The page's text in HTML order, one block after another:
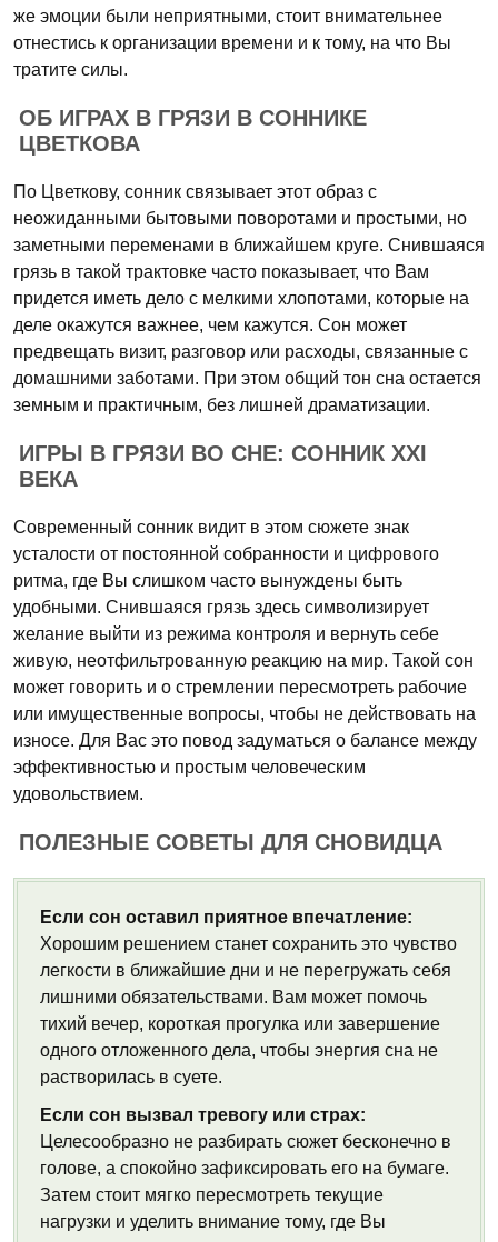
же эмоции были неприятными, стоит внимательнее
отнестись к организации времени и к тому, на что Вы
тратите силы.
ОБ ИГРАХ В ГРЯЗИ В СОННИКЕ
ЦВЕТКОВА
По Цветкову, сонник связывает этот образ с
неожиданными бытовыми поворотами и простыми, но
заметными переменами в ближайшем круге. Снившаяся
грязь в такой трактовке часто показывает, что Вам
придется иметь дело с мелкими хлопотами, которые на
деле окажутся важнее, чем кажутся. Сон может
предвещать визит, разговор или расходы, связанные с
домашними заботами. При этом общий тон сна остается
земным и практичным, без лишней драматизации.
ИГРЫ В ГРЯЗИ ВО СНЕ: СОННИК XXI
ВЕКА
Современный сонник видит в этом сюжете знак
усталости от постоянной собранности и цифрового
ритма, где Вы слишком часто вынуждены быть
удобными. Снившаяся грязь здесь символизирует
желание выйти из режима контроля и вернуть себе
живую, неотфильтрованную реакцию на мир. Такой сон
может говорить и о стремлении пересмотреть рабочие
или имущественные вопросы, чтобы не действовать на
износе. Для Вас это повод задуматься о балансе между
эффективностью и простым человеческим
удовольствием.
ПОЛЕЗНЫЕ СОВЕТЫ ДЛЯ СНОВИДЦА
Если сон оставил приятное впечатление:
Хорошим решением станет сохранить это чувство
легкости в ближайшие дни и не перегружать себя
лишними обязательствами. Вам может помочь
тихий вечер, короткая прогулка или завершение
одного отложенного дела, чтобы энергия сна не
растворилась в суете.
Если сон вызвал тревогу или страх:
Целесообразно не разбирать сюжет бесконечно в
голове, а спокойно зафиксировать его на бумаге.
Затем стоит мягко пересмотреть текущие
нагрузки и уделить внимание тому, где Вы